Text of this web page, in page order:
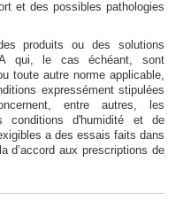
et des possibles pathologies
produits ou des solutions
qui, le cas échéant, sont
toute autre norme applicable,
expressément stipulées
entre autres, les
conditions d'humidité et de
a des essais faits dans
d’accord aux prescriptions de